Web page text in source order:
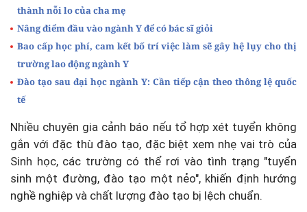
thành nỗi lo của cha mẹ
Nâng điểm đầu vào ngành Y để có bác sĩ giỏi
Bao cấp học phí, cam kết bố trí việc làm sẽ gây hệ lụy cho thị
trường lao động ngành Y
Đào tạo sau đại học ngành Y: Cần tiếp cận theo thông lệ quốc
tế
Nhiều chuyên gia cảnh báo nếu tổ hợp xét tuyển không
gắn với đặc thù đào tạo, đặc biệt xem nhẹ vai trò của
Sinh học, các trường có thể rơi vào tình trạng "tuyển
sinh một đường, đào tạo một nẻo", khiến định hướng
nghề nghiệp và chất lượng đào tạo bị lệch chuẩn.